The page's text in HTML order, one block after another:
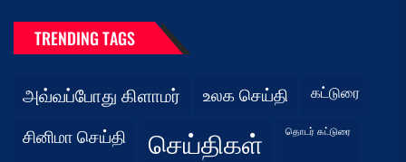
TRENDING TAGS
அவ்வப்போது கிளாமர் உலக செய்தி கட்டுரை
சினிமா செய்தி செய்திகள் தொடர் கட்டுரை